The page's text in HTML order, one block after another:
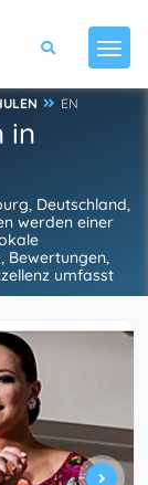
EN
in
Deutschland,
werden einer
Bewertungen,
umfasst